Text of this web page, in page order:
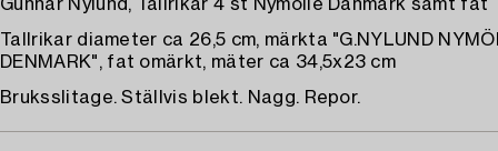
Gunnar Nylund, Tallrikar 4 st Nymölle Danmark samt fat
Tallrikar diameter ca 26,5 cm, märkta "G.NYLUND
DENMARK", fat omärkt, mäter ca 34,5x23 cm
Bruksslitage. Ställvis blekt. Nagg. Repor.